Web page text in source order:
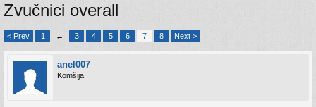
Zvučnici overall
< Prev 1 ← 3 4 5 6 7 8 Next >
anel007
Komšija